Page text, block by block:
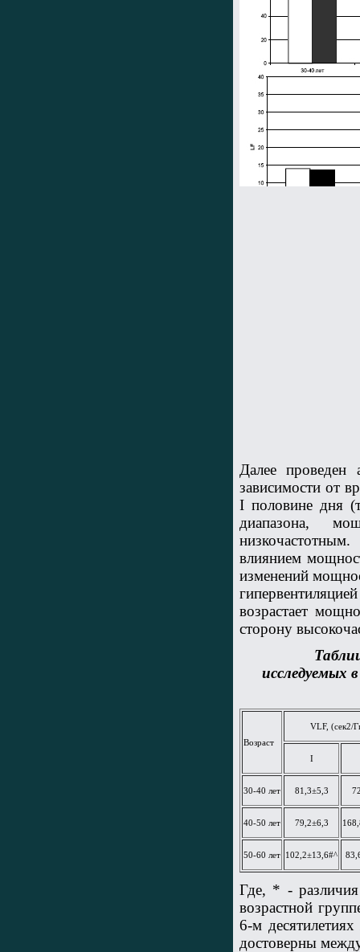
Далее проведен
зависимости от
I половине дня
диапазона,
влиянием
изменений
возрастает
сторону
исследуемых
Возраст
VLF, (сек2/
I
30-40 лет 81,3±5,3
40-50 лет 79,2±6,3
50-60 лет 102,2±13,6#^
Где, * -
возрастной
6-м
достоверны